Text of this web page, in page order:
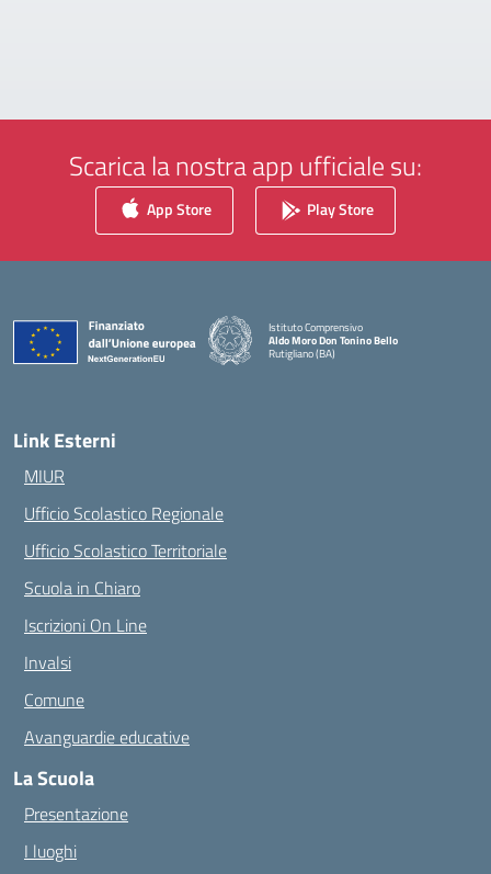
Scarica la nostra app ufficiale su:
App Store Play Store
Istituto Comprensivo
Aldo Moro Don Tonino Bello
Rutigliano (BA)
— Visita la pagina iniziale della scuola
Link Esterni
MIUR
Ufficio Scolastico Regionale
Ufficio Scolastico Territoriale
Scuola in Chiaro
Iscrizioni On Line
Invalsi
Comune
Avanguardie educative
La Scuola
Presentazione
I luoghi